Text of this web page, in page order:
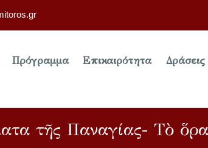
Πρόγραμμα Επικαιρότητα Δράσεις
τῆς Παναγίας- Τὸ